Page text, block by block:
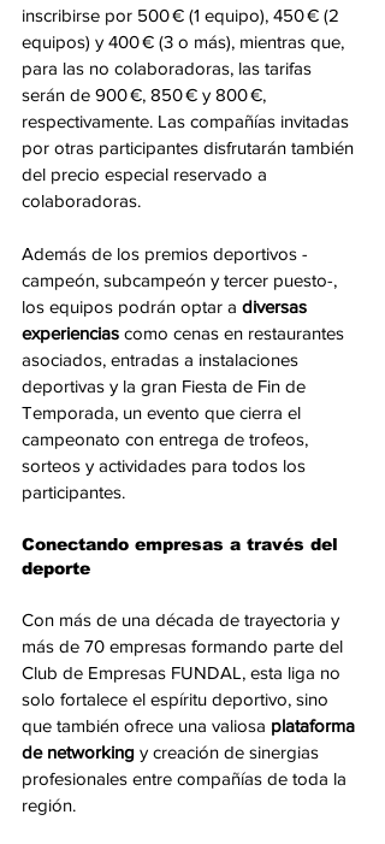
inscribirse por 500 € (1 equipo), 450 € (2
equipos) y 400 € (3 o más), mientras que,
para las no colaboradoras, las tarifas
serán de 900 €, 850 € y 800 €,
respectivamente. Las compañías invitadas
por otras participantes disfrutarán también
del precio especial reservado a
colaboradoras.
Además de los premios deportivos -
campeón, subcampeón y tercer puesto-,
los equipos podrán optar a diversas
experiencias como cenas en restaurantes
asociados, entradas a instalaciones
deportivas y la gran Fiesta de Fin de
Temporada, un evento que cierra el
campeonato con entrega de trofeos,
sorteos y actividades para todos los
participantes.
Conectando empresas a través del
deporte
Con más de una década de trayectoria y
más de 70 empresas formando parte del
Club de Empresas FUNDAL, esta liga no
solo fortalece el espíritu deportivo, sino
que también ofrece una valiosa plataforma
de networking y creación de sinergias
profesionales entre compañías de toda la
región.